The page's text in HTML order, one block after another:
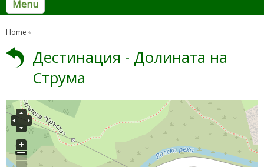
Menu
Home
Дестинация - Долината на
Струма